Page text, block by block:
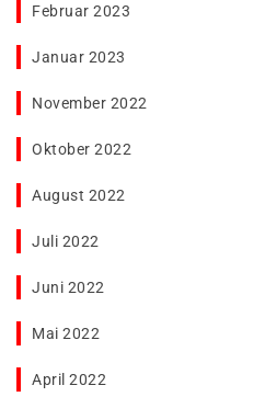
Februar 2023
Januar 2023
November 2022
Oktober 2022
August 2022
Juli 2022
Juni 2022
Mai 2022
April 2022